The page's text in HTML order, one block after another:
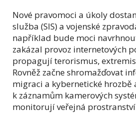
Nové pravomoci a úkoly
služba (SIS) a vojenské
například bude moci
zakázal provoz internetových
propagují terorismus,
Rovněž začne shromažďovat
migraci a kybernetické hrozbě
k záznamům kamerových
monitorují veřejná